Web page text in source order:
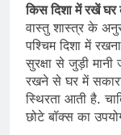
किस दिशा में रखें घर
वास्तु शास्त्र के
पश्चिम दिशा में
सुरक्षा से जुड़ी मानी
रखने से घर में
स्थिरता आती है.
छोटे बॉक्स का